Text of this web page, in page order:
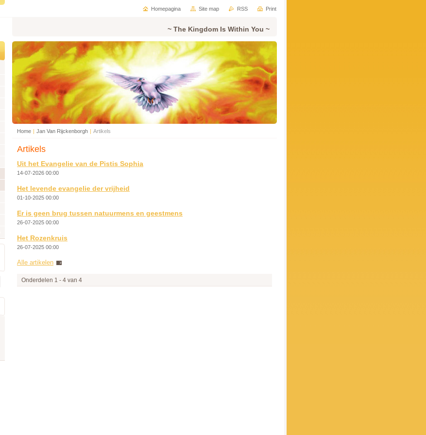
~ The Kingdom Is Within You ~
Home | Jan Van Rijckenborgh | Artikels
Artikels
Uit het Evangelie van de Pistis Sophia
14-07-2026 00:00
Het levende evangelie der vrijheid
01-10-2025 00:00
Er is geen brug tussen natuurmens en geestmens
26-07-2025 00:00
Het Rozenkruis
26-07-2025 00:00
Alle artikelen
Onderdelen 1 - 4 van 4
Homepagina Site map RSS Print